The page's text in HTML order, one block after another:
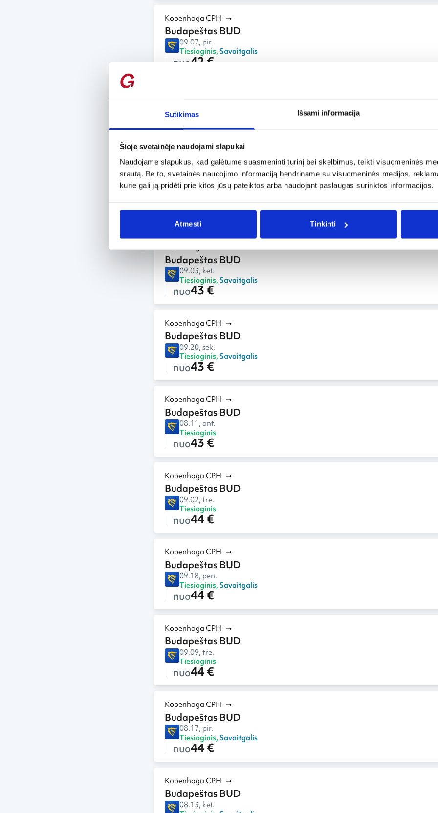
Sutikimas Išsami informacija
Šioje svetainėje naudojami slapukai
Naudojame slapukus, kad galėtume suasmeninti turinį bei skelbimus, teikti visuomeninės
srautą. Be to, svetainės naudojimo informaciją bendriname su visuomeninės medijos,
kurie gali ją pridėti prie kitos jūsų pateiktos arba naudojant paslaugas surinktos informacijos.
Atmesti Tinkinti
Kopenhaga CPH
Budapeštas BUD
09.07, pir.
Tiesioginis, Savaitgalis
nuo42 €
09.13, sek.
Tiesioginis,Savaitgalis
Kopenhaga CPH
Budapeštas BUD
Tiesioginis
43 €
Budapeštas BUD
09.03, ket.
Tiesioginis, Savaitgalis
nuo43 €
Kopenhaga CPH
Budapeštas BUD
09.20, sek.
Tiesioginis, Savaitgalis
nuo43 €
Kopenhaga CPH
Budapeštas BUD
08.11, ant.
Tiesioginis
nuo43 €
Kopenhaga CPH
Budapeštas BUD
09.02, tre.
Tiesioginis
nuo44 €
Kopenhaga CPH
Budapeštas BUD
09.18, pen.
Tiesioginis, Savaitgalis
nuo44 €
Kopenhaga CPH
Budapeštas BUD
09.09, tre.
Tiesioginis
nuo44 €
Kopenhaga CPH
Budapeštas BUD
08.17, pir.
Tiesioginis, Savaitgalis
nuo44 €
Kopenhaga CPH
Budapeštas BUD
08.13, ket.